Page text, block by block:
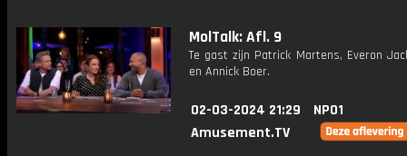
MolTalk: Afl. 9
Te gast zijn Patrick Martens, Everon
en Annick Boer.
02-03-2024 21:29
NPO1
Amusement.TV